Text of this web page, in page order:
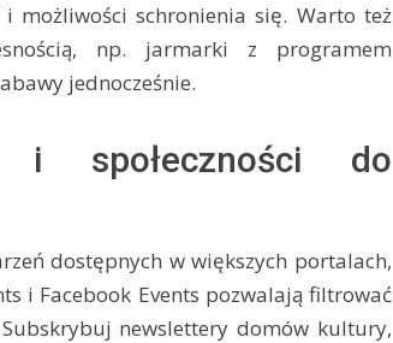
możliwości schronienia się. Warto też
np. jarmarki z programem
jednocześnie.
społeczności do
dostępnych w większych portalach,
i Facebook Events pozwalają filtrować
newslettery domów kultury,